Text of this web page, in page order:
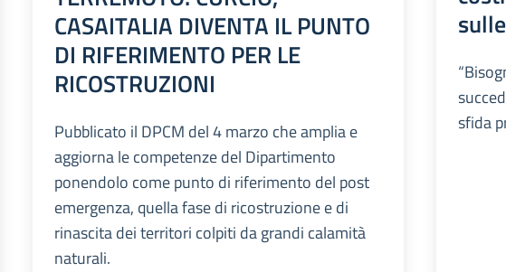
CASAITALIA DIVENTA IL PUNTO
DI RIFERIMENTO PER LE
RICOSTRUZIONI
Pubblicato il DPCM del 4 marzo che amplia e
aggiorna le competenze del Dipartimento
ponendolo come punto di riferimento del post
emergenza, quella fase di ricostruzione e di
rinascita dei territori colpiti da grandi calamità
naturali.
sfida